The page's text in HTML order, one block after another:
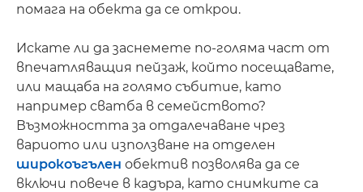
помага на обекта да се открои.
Искате ли да заснемете по-голяма част от
впечатляващия пейзаж, който посещавате,
или мащаба на голямо събитие, като
например сватба в семейството?
Възможността за отдалечаване чрез
вариото или използване на отделен
широкоъгълен обектив позволява да се
включи повече в кадъра, като снимките са